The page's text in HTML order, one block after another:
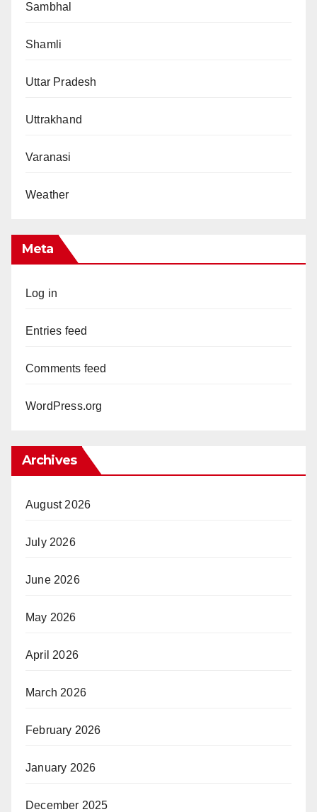
Sambhal
Shamli
Uttar Pradesh
Uttrakhand
Varanasi
Weather
Meta
Log in
Entries feed
Comments feed
WordPress.org
Archives
August 2026
July 2026
June 2026
May 2026
April 2026
March 2026
February 2026
January 2026
December 2025